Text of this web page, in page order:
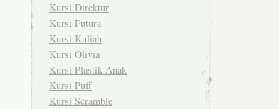
Kursi Direktur
Kursi Futura
Kursi Kuliah
Kursi Olivia
Kursi Plastik Anak
Kursi Puff
Kursi Scramble